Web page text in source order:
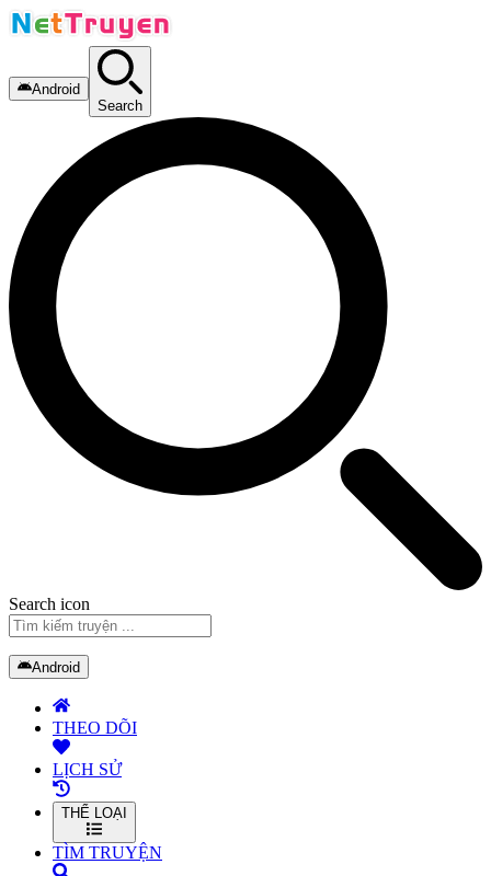
Android
Search
Search icon
Android
THEO DÕI
LỊCH SỬ
THỂ LOẠI
TÌM TRUYỆN